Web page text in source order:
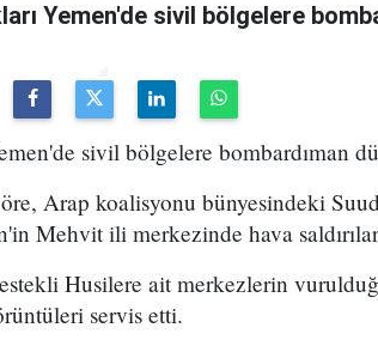
Yemen'de sivil bölgelere
sivil bölgelere bombardıman
Arap koalisyonu bünyesindeki
Mehvit ili merkezinde hava
Husilere ait merkezlerin
servis etti.